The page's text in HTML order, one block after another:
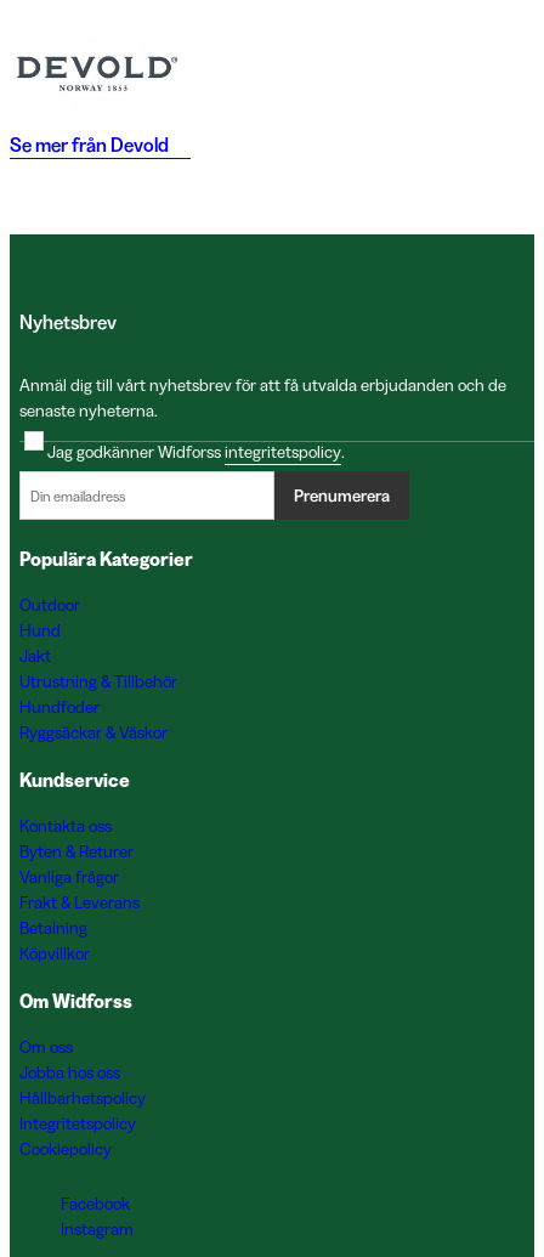
Se mer från Devold
Nyhetsbrev
Anmäl dig till vårt nyhetsbrev för att få utvalda erbjudanden och de
senaste nyheterna.
Jag godkänner Widforssintegritetspolicy.
Prenumerera
Populära Kategorier
Outdoor
Hund
Jakt
Utrustning & Tillbehör
Hundfoder
Ryggsäckar & Väskor
Kundservice
Kontakta oss
Byten & Returer
Vanliga frågor
Frakt & Leverans
Betalning
Köpvillkor
Om Widforss
Om oss
Jobba hos oss
Hållbarhetspolicy
Integritetspolicy
Cookiepolicy
Facebook
Instagram